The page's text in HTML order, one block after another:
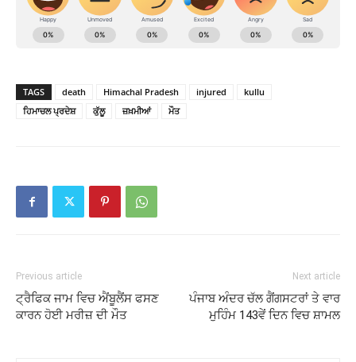
TAGS death Himachal Pradesh injured
kullu
ਹਿਮਾਚਲ ਪ੍ਰਦੇਸ਼
ਕੁੱਲੂ ਜ਼ਖ਼ਮੀਆਂ ਮੌਤ
Previous article
ਟ੍ਰੈਫਿਕ ਜਾਮ ਵਿਚ ਐਂਬੂਲੈਂਸ ਫਸਣ
ਕਾਰਨ ਹੋਈ ਮਰੀਜ਼ ਦੀ ਮੌਤ
Next article
ਪੰਜਾਬ ਅੰਦਰ ਚੱਲ ਗੈਂਗਸਟਰਾਂ ਤੇ ਵਾਰ
ਮੁਹਿੰਮ 143ਵੇਂ ਦਿਨ ਵਿਚ ਸ਼ਾਮਲ